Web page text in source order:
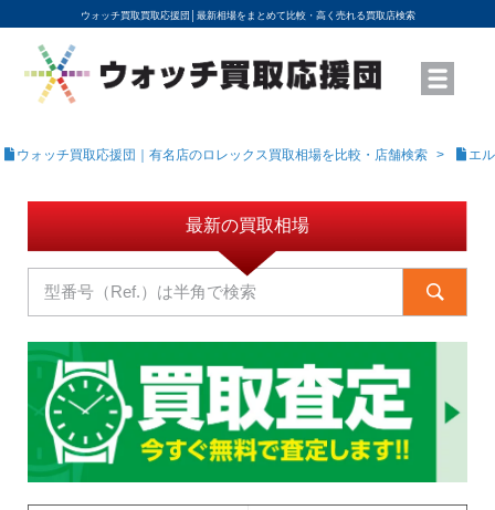
ウォッチ買取買取応援団│ 最新相場をまとめて比較・高く売れる買取店検索
YouTubeで動画を公開中
ROLEXモデル名から買取相場を調べる
高級時計ブランド名から買取相場を調べる
地域から買取店を探す
店舗名から買取店を探す
ブランド時計を高く売る方法
買取査定を依頼する
ウォッチ買取応援団｜有名店のロレックス買取相場を比較・店舗検索 エ
最新の買取相場